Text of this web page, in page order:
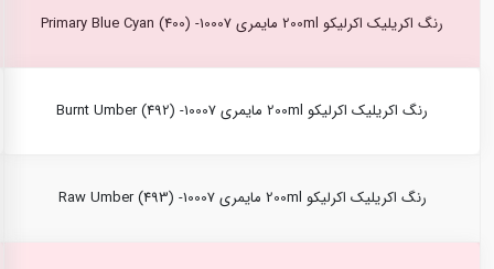
رنگ اکریلیک اکرلیکو 200ml مایمری Primary Blue Cyan (400) -10007
رنگ اکریلیک اکرلیکو 200ml مایمری Burnt Umber (492) -10007
رنگ اکریلیک اکرلیکو 200ml مایمری Raw Umber (493) -10007